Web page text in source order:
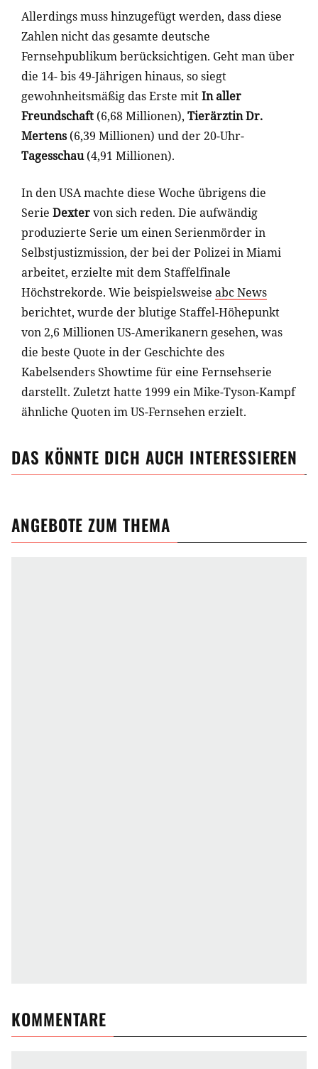
Allerdings muss hinzugefügt werden, dass diese
Zahlen nicht das gesamte deutsche
Fernsehpublikum berücksichtigen. Geht man über
die 14- bis 49-Jährigen hinaus, so siegt
gewohnheitsmäßig das Erste mitIn aller
Freundschaft (6,68 Millionen), Tierärztin Dr.
Mertens(6,39 Millionen) und der 20-Uhr-
Tagesschau(4,91 Millionen).
In den USA machte diese Woche übrigens die
Serie Dextervon sich reden. Die aufwändig
produzierte Serie um einen Serienmörder in
Selbstjustizmission, der bei der Polizei in Miami
arbeitet, erzielte mit dem Staffelfinale
Höchstrekorde. Wie beispielsweise abc News
berichtet, wurde der blutige Staffel-Höhepunkt
von 2,6 Millionen US-Amerikanern gesehen, was
die beste Quote in der Geschichte des
Kabelsenders Showtime für eine Fernsehserie
darstellt. Zuletzt hatte 1999 ein Mike-Tyson-Kampf
ähnliche Quoten im US-Fernsehen erzielt.
DAS KÖNNTE DICH AUCH INTERESSIEREN
ANGEBOTE ZUM THEMA
KOMMENTARE